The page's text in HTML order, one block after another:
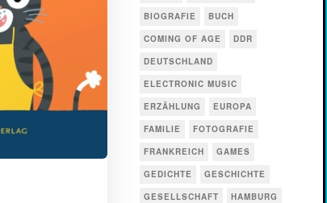
BIOGRAFIE
BUCH
COMING OF AGE
DDR
DEUTSCHLAND
ELECTRONIC MUSIC
ERZÄHLUNG
EUROPA
FAMILIE
FOTOGRAFIE
FRANKREICH
GAMES
GEDICHTE
GESCHICHTE
GESELLSCHAFT
HAMBURG